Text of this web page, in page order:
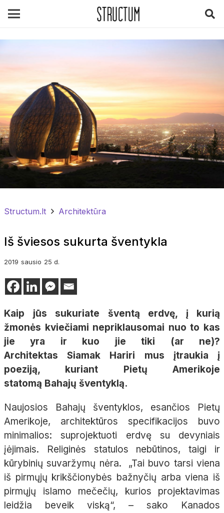
Structum.lt Architektūra
Iš šviesos sukurta šventykla
2019 sausio 25 d.
Kaip jūs sukuriate šventą erdvę, į kurią
žmonės kviečiami nepriklausomai nuo to kas
jie yra ir kuo jie tiki (ar ne)?
ArchitektasSiamak Hariri mus įtraukia į
poeziją, kuriant Pietų Amerikoje
statomą Bahajų šventyklą.
Naujosios Bahajų šventyklos, esančios Pietų
Amerikoje, architektūros specifikacijos buvo
minimalios: suprojektuoti erdvę su devyniais
įėjimais. Religinės statulos nebūtinos, taigi ir
kūrybinių suvaržymų nėra. „Tai buvo tarsi viena
iš pirmųjų krikščionybės bažnyčių arba viena iš
pirmųjų islamo mečečių, kurios projektavimas
leidžia beveik viską“, – sako Kanados